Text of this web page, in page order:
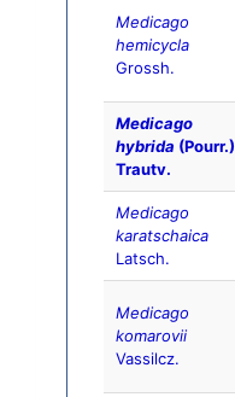
Medicago
hemicycla
Grossh.
Medicago
hybrida (Pourr.)
Trautv.
Medicago
karatschaica
Latsch.
Medicago
komarovii
Vassilcz.